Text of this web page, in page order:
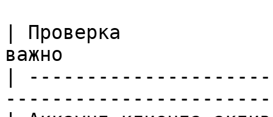
| Проверка
важно
|